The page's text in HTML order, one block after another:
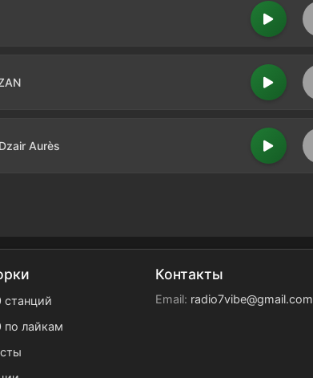
Aurès
станций
по лайкам
Контакты
Email: radio7vibe@gmail.com